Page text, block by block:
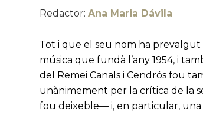
Redactor:Ana Maria Dávila
Tot i que el seu nom ha prevalgut
música que fundà l’any 1954, i
del Remei Canals i Cendrós fou
unànimement per la crítica de la
fou deixeble— i, en particular, una